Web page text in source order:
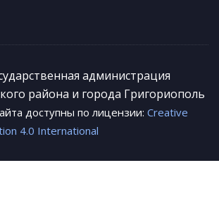
администрация
района и города Григориополь
доступны по лицензии: Creative
4.0 International